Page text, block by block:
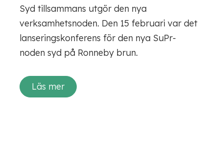
Syd tillsammans utgör den nya
verksamhetsnoden. Den 15 februari var det
lanseringskonferens för den nya SuPr-
noden syd på Ronneby brun.
Läs mer